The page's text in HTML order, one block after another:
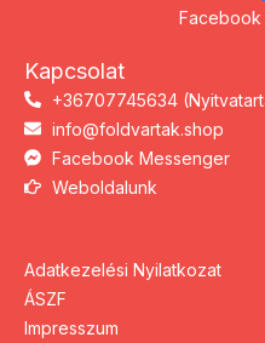
Kapcsolat
+36707745634
info@foldvartak.shop
Facebook Messenger
Weboldalunk
Adatkezelési Nyilatkozat
ÁSZF
Impresszum